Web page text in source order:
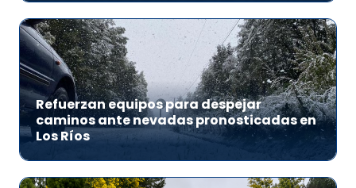
Refuerzan equipos para despejar
caminos ante nevadas pronosticadas en
Los Ríos